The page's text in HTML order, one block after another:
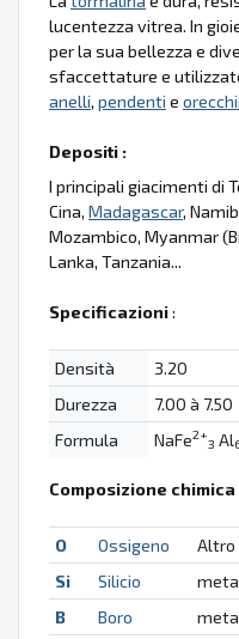
lucentezza vitrea. In
per la sua bellezza e
sfaccettature e
anelli, pendenti e
Depositi :
I principali giacimenti di
Cina, Madagascar,
Mozambico, Myanmar
Lanka, Tanzania...
Specificazioni:
Densità
3.20
Durezza
7.00 à 7.50
Formula
NaFe2+
3 Al
Composizione chimica
O Ossigeno Altro
Si
Silicio
B
Boro